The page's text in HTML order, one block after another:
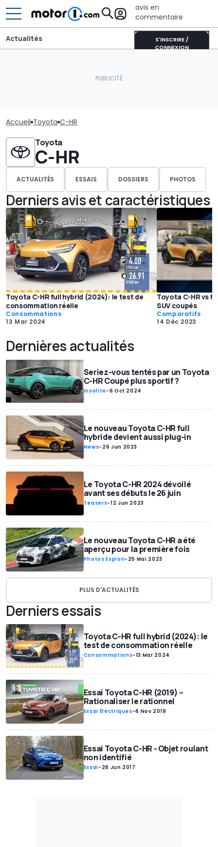
avis en
commentaire
S'INSCRIRE /
CONNEXION
Actualités
Accueil Toyota C-HR
Toyota
C-HR
ACTUALITÉS ESSAIS DOSSIERS PHOTOS
Derniers avis et caractéristiques
Toyota C-HR full hybrid (2024): le test de
consommation réelle
Consommations
13 Mar 2024
Toyota C-HR vs
SUV coupés
Comparatifs
14 Déc 2023
Dernières actualités
Seriez-vous tentés par un Toyota
C-HR Coupé plus sportif ?
Insolite-6 Oct 2024
Le nouveau Toyota C-HR full
hybride devient aussi plug-in
News- 26 Jun 2023
Le Toyota C-HR 2024 dévoilé
avant ses débuts le 26 juin
Teasers-12 Jun 2023
Le nouveau Toyota C-HR a été
aperçu pour la première fois
Photos Espion- 25 Mai 2023
PLUS D'ACTUALITÉS
Derniers essais
Toyota C-HR full hybrid (2024): le
test de consommation réelle
Consommations-13 Mar 2024
Essai Toyota C-HR (2019) –
Rationaliser le rationnel
Essai Électriques-6 Nov 2019
Essai Toyota C-HR - Objet roulant
non identifié
Essai- 26 Jun 2017